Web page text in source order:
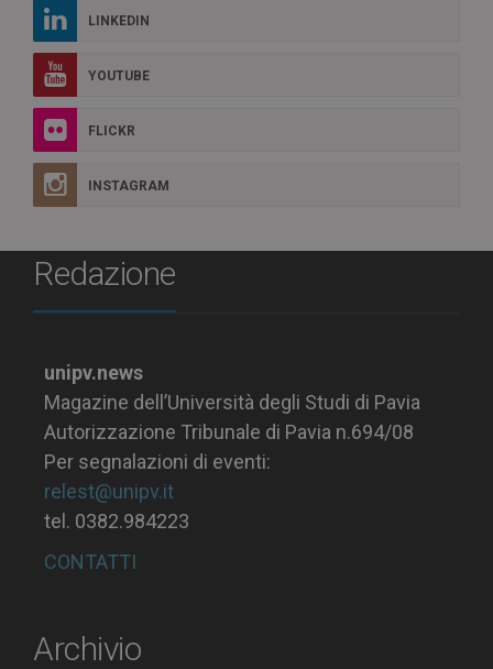
LINKEDIN
YOUTUBE
FLICKR
INSTAGRAM
Redazione
unipv.news
Magazine dell’Università degli Studi di Pavia
Autorizzazione Tribunale di Pavia n.694/08
Per segnalazioni di eventi:
relest@unipv.it
tel. 0382.984223
CONTATTI
Archivio